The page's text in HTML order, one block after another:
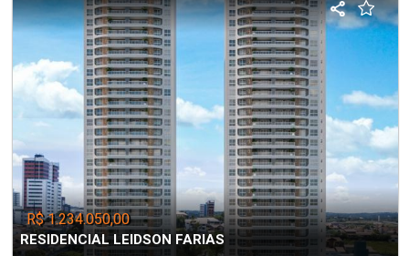
R$ 1.234.050,00
RESIDENCIAL LEIDSON FARIAS